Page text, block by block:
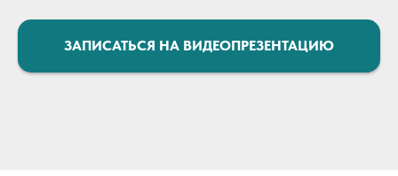
ЗАПИСАТЬСЯ НА ВИДЕОПРЕЗЕНТАЦИЮ